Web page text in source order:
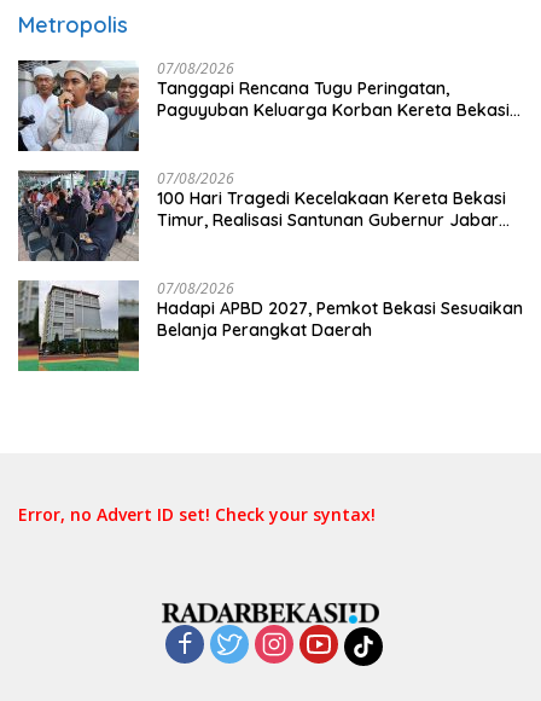
Metropolis
07/08/2026
Tanggapi Rencana Tugu Peringatan,
Paguyuban Keluarga Korban Kereta Bekasi
07/08/2026
100 Hari Tragedi Kecelakaan Kereta Bekasi
Timur, Realisasi Santunan Gubernur Jabar
07/08/2026
Hadapi APBD 2027, Pemkot Bekasi Sesuaikan
Belanja Perangkat Daerah
Error, no Advert ID set! Check your syntax!